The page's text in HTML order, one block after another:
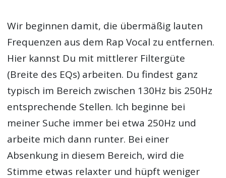
Wir beginnen damit, die übermäßig lauten
Frequenzen aus dem Rap Vocal zu entfernen.
Hier kannst Du mit mittlerer Filtergüte
(Breite des EQs) arbeiten. Du findest ganz
typisch im Bereich zwischen 130Hz bis 250Hz
entsprechende Stellen. Ich beginne bei
meiner Suche immer bei etwa 250Hz und
arbeite mich dann runter. Bei einer
Absenkung in diesem Bereich, wird die
Stimme etwas relaxter und hüpft weniger